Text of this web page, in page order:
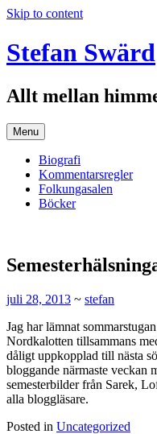
Skip to content
Stefan Swärd
Allt mellan
Menu
Biografi
Kommentarsregler
Folkungasalen
Böcker
juli 28, 2013 ~ stefan
Jag har lämnat
Nordkalotten tillsammans
dåligt uppkopplad till nästa
bloggande närmaste veckan
semesterbilder från Sarek,
alla bloggläsare.
Posted in Uncategorized